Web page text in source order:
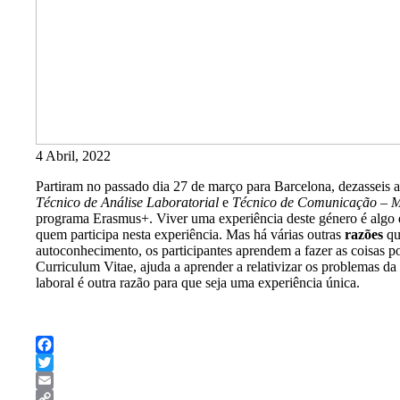
4 Abril, 2022
Partiram no passado dia 27 de março para Barcelona, dezasseis
Técnico de Análise Laboratorial e Técnico de Comunicação –
programa Erasmus+. Viver uma experiência deste género é
quem participa nesta experiência. Mas há várias outras razões
autoconhecimento, os participantes aprendem a fazer as coisas
Curriculum Vitae, ajuda a aprender a relativizar os problemas
laboral é outra razão para que seja uma experiência única.
Facebook
Twitter